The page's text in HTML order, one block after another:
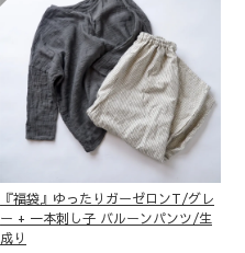
『福袋』ゆったりガーゼロンT/グレ
ー + 一本刺し子 バルーンパンツ/生
成り